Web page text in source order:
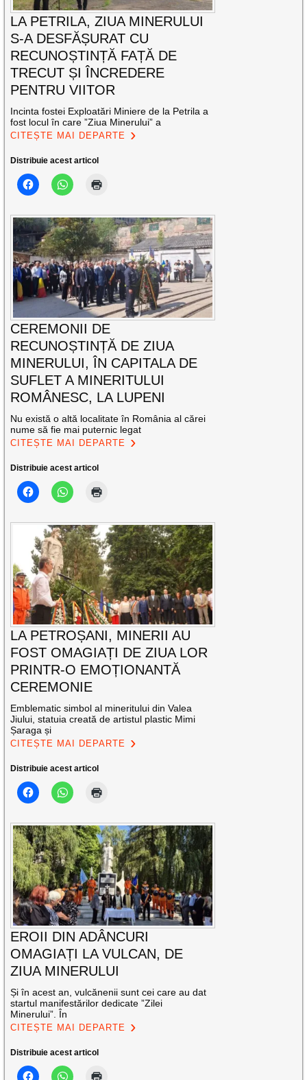
LA PETRILA, ZIUA MINERULUI
S-A DESFĂȘURAT CU
RECUNOȘTINȚĂ FAȚĂ DE
TRECUT ȘI ÎNCREDERE
PENTRU VIITOR
Incinta fostei Exploatări Miniere de la Petrila a
fost locul în care ”Ziua Minerului” a
CITEȘTE MAI DEPARTE
Distribuie acest articol
CEREMONII DE
RECUNOȘTINȚĂ DE ZIUA
MINERULUI, ÎN CAPITALA DE
SUFLET A MINERITULUI
ROMÂNESC, LA LUPENI
Nu există o altă localitate în România al cărei
nume să fie mai puternic legat
CITEȘTE MAI DEPARTE
Distribuie acest articol
LA PETROȘANI, MINERII AU
FOST OMAGIAȚI DE ZIUA LOR
PRINTR-O EMOȚIONANTĂ
CEREMONIE
Emblematic simbol al mineritului din Valea
Jiului, statuia creată de artistul plastic Mimi
Șaraga și
CITEȘTE MAI DEPARTE
Distribuie acest articol
EROII DIN ADÂNCURI
OMAGIAȚI LA VULCAN, DE
ZIUA MINERULUI
Și în acest an, vulcănenii sunt cei care au dat
startul manifestărilor dedicate ”Zilei
Minerului”. În
CITEȘTE MAI DEPARTE
Distribuie acest articol